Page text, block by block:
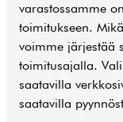
varastossamme
toimitukseen.
voimme järjestää
toimitusajalla.
saatavilla
saatavilla